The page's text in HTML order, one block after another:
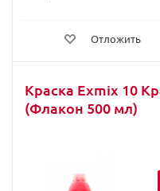
Отложить
Краска Exmix 10
(Флакон 500 мл)